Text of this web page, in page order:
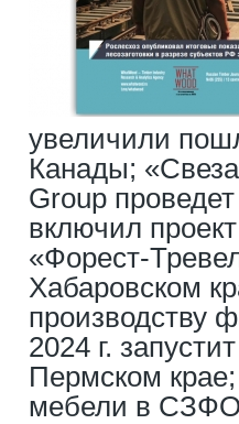
увеличили
Канады;
Group
включил
«Форест-
Хабаровском
производству
2024 г.
Пермском крае;
мебели в СЗФО